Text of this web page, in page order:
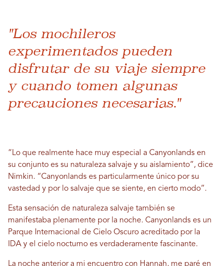
"Los mochileros
experimentados pueden
disfrutar de su viaje siempre
y cuando tomen algunas
precauciones necesarias."
“Lo que realmente hace muy especial a Canyonlands en
su conjunto es su naturaleza salvaje y su aislamiento”, dice
Nimkin. “Canyonlands es particularmente único por su
vastedad y por lo salvaje que se siente, en cierto modo”.
Esta sensación de naturaleza salvaje también se
manifestaba plenamente por la noche. Canyonlands es un
Parque Internacional de Cielo Oscuro acreditado por la
IDA y el cielo nocturno es verdaderamente fascinante.
La noche anterior a mi encuentro con Hannah, me paré en